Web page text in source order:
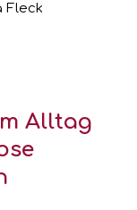
Fleck
Alltag